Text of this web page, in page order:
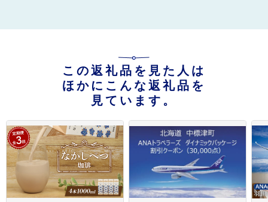
この返礼品を見た人は
ほかにこんな返礼品を
見ています。